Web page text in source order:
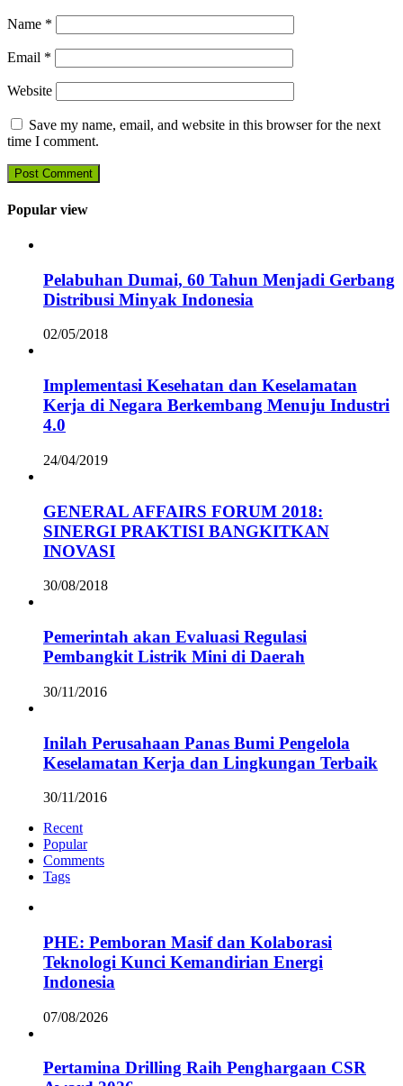
Name *
Email *
Website
Save my name, email, and website in this browser for the next
time I comment.
Popular view
Pelabuhan Dumai, 60 Tahun Menjadi Gerbang
Distribusi Minyak Indonesia
02/05/2018
Implementasi Kesehatan dan Keselamatan
Kerja di Negara Berkembang Menuju Industri
4.0
24/04/2019
GENERAL AFFAIRS FORUM 2018:
SINERGI PRAKTISI BANGKITKAN
INOVASI
30/08/2018
Pemerintah akan Evaluasi Regulasi
Pembangkit Listrik Mini di Daerah
30/11/2016
Inilah Perusahaan Panas Bumi Pengelola
Keselamatan Kerja dan Lingkungan Terbaik
30/11/2016
Recent
Popular
Comments
Tags
PHE: Pemboran Masif dan Kolaborasi
Teknologi Kunci Kemandirian Energi
Indonesia
07/08/2026
Pertamina Drilling Raih Penghargaan CSR